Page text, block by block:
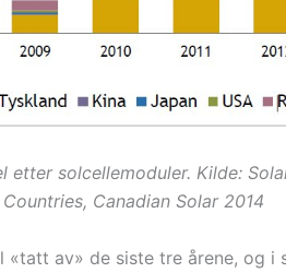
etter solcellemoduler. Kilde:
Canadian Solar 2014
«tatt av» de siste tre årene, og i